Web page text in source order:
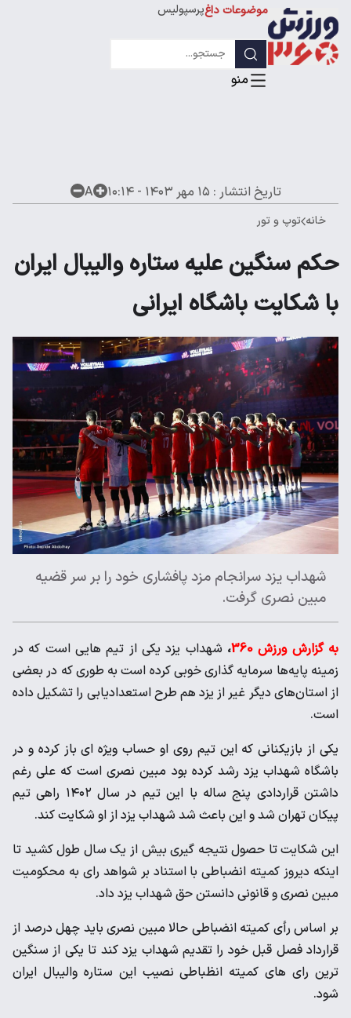
موضوعات داغپرسپولیس
لیگ قهرمانان
تاریخ انتشار : ۱۵ مهر ۱۴۰۳ - ۱۰:۱۴ A
خانه توپ و تور
حکم سنگین علیه ستاره والیبال ایران
با شکایت باشگاه ایرانی
شهداب یزد سرانجام مزد پافشاری خود را بر سر قضیه
مبین نصری گرفت.
به گزارش ورزش 360 ، شهداب یزد یکی از تیم هایی است که در
زمینه پایه‌ها سرمایه گذاری خوبی کرده است به طوری که در بعضی
از استان‌های دیگر غیر از یزد هم طرح استعدادیابی را تشکیل داده
است.
یکی از بازیکنانی که این تیم روی او حساب ویژه ای باز کرده و در
باشگاه شهداب یزد رشد کرده بود مبین نصری است که علی رغم
داشتن قراردادی پنج ساله با این تیم در سال ۱۴۰۲ راهی تیم
پیکان تهران شد و این باعث شد شهداب یزد از او شکایت کند.
این شکایت تا حصول نتیجه گیری بیش از یک سال طول کشید تا
اینکه دیروز کمیته انضباطی با استناد بر شواهد رای به محکومیت
مبین نصری و قانونی دانستن حق شهداب یزد داد.
بر اساس رأی کمیته انضباطی حالا مبین نصری باید چهل درصد از
قرارداد فصل قبل خود را تقدیم شهداب یزد کند تا یکی از سنگین
ترین رای های کمیته انظباطی نصیب این ستاره والیبال ایران
شود.